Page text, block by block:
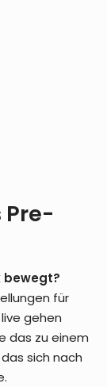
Pre-
bewegt?
für
gehen
das zu einem
sich nach